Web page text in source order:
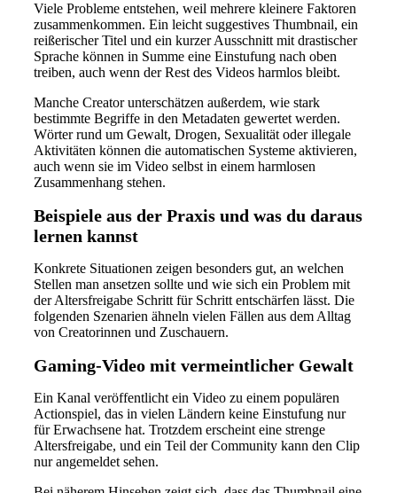
Viele Probleme entstehen, weil mehrere kleinere Faktoren
zusammenkommen. Ein leicht suggestives Thumbnail, ein
reißerischer Titel und ein kurzer Ausschnitt mit drastischer
Sprache können in Summe eine Einstufung nach oben
treiben, auch wenn der Rest des Videos harmlos bleibt.
Manche Creator unterschätzen außerdem, wie stark
bestimmte Begriffe in den Metadaten gewertet werden.
Wörter rund um Gewalt, Drogen, Sexualität oder illegale
Aktivitäten können die automatischen Systeme aktivieren,
auch wenn sie im Video selbst in einem harmlosen
Zusammenhang stehen.
Beispiele aus der Praxis und was du daraus
lernen kannst
Konkrete Situationen zeigen besonders gut, an welchen
Stellen man ansetzen sollte und wie sich ein Problem mit
der Altersfreigabe Schritt für Schritt entschärfen lässt. Die
folgenden Szenarien ähneln vielen Fällen aus dem Alltag
von Creatorinnen und Zuschauern.
Gaming-Video mit vermeintlicher Gewalt
Ein Kanal veröffentlicht ein Video zu einem populären
Actionspiel, das in vielen Ländern keine Einstufung nur
für Erwachsene hat. Trotzdem erscheint eine strenge
Altersfreigabe, und ein Teil der Community kann den Clip
nur angemeldet sehen.